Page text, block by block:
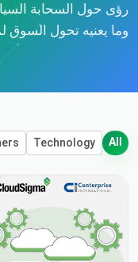
رؤى حول السحابة
وما يعنيه تحول السوق
All
Technology